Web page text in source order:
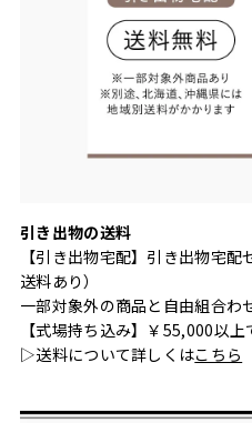
引き出物の送料
【引き出物宅配】引き出物宅
送料あり）
一部対象外の商品と自由組合わ
【式場持ち込み】￥55,000以
▷送料について詳しくはこちら